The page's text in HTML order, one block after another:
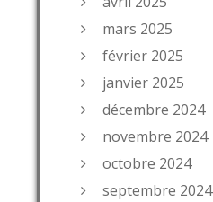
mars 2025
février 2025
janvier 2025
décembre 2024
novembre 2024
octobre 2024
septembre 2024